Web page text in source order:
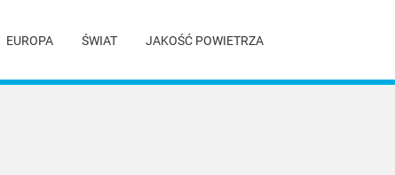
EUROPA ŚWIAT JAKOŚĆ POWIETRZA